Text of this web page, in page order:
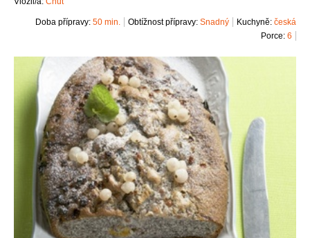
Kuchyně: česká
Obtížnost přípravy: Snadný
Doba přípravy: 50 min.
Porce: 6